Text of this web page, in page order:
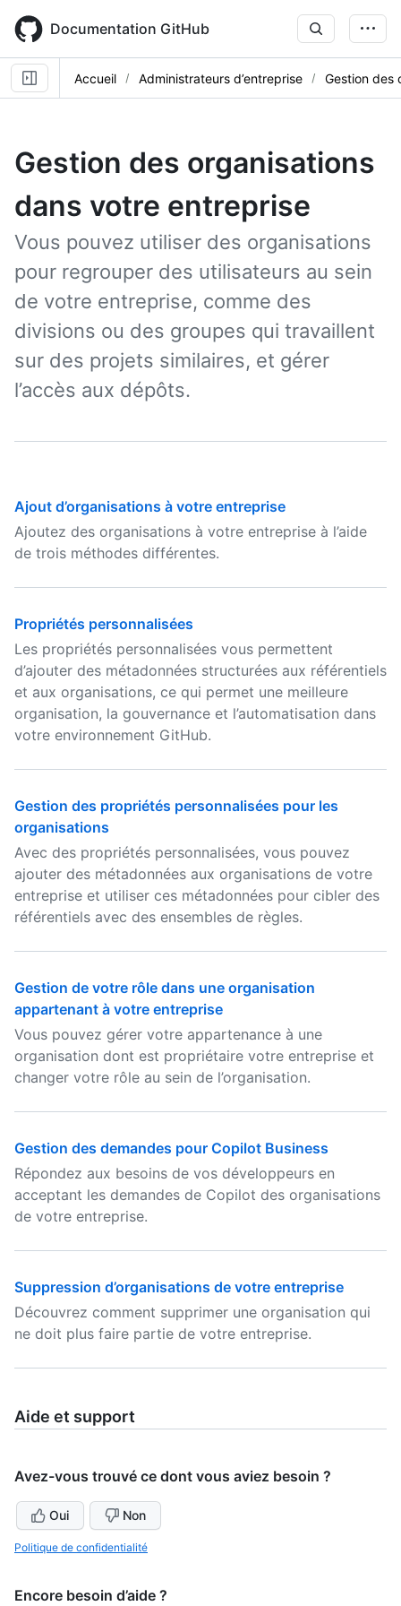
main
content
Documentation GitHub
Accueil Administrateurs d’entreprise Gestion des
Gestion des organisations
dans votre entreprise
Vous pouvez utiliser des organisations
pour regrouper des utilisateurs au sein
de votre entreprise, comme des
divisions ou des groupes qui travaillent
sur des projets similaires, et gérer
l’accès aux dépôts.
Ajout d’organisations à votre entreprise
Ajoutez des organisations à votre entreprise à l’aide
de trois méthodes différentes.
Propriétés personnalisées
Les propriétés personnalisées vous permettent
d’ajouter des métadonnées structurées aux référentiels
et aux organisations, ce qui permet une meilleure
organisation, la gouvernance et l’automatisation dans
votre environnement GitHub.
Gestion des propriétés personnalisées pour les
organisations
Avec des propriétés personnalisées, vous pouvez
ajouter des métadonnées aux organisations de votre
entreprise et utiliser ces métadonnées pour cibler des
référentiels avec des ensembles de règles.
Gestion de votre rôle dans une organisation
appartenant à votre entreprise
Vous pouvez gérer votre appartenance à une
organisation dont est propriétaire votre entreprise et
changer votre rôle au sein de l’organisation.
Gestion des demandes pour Copilot Business
Répondez aux besoins de vos développeurs en
acceptant les demandes de Copilot des organisations
de votre entreprise.
Suppression d’organisations de votre entreprise
Découvrez comment supprimer une organisation qui
ne doit plus faire partie de votre entreprise.
Aide et support
Avez-vous trouvé ce dont vous aviez besoin ?
Oui Non
Politique de confidentialité
Encore besoin d’aide ?